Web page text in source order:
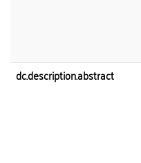
dc.description.abstract